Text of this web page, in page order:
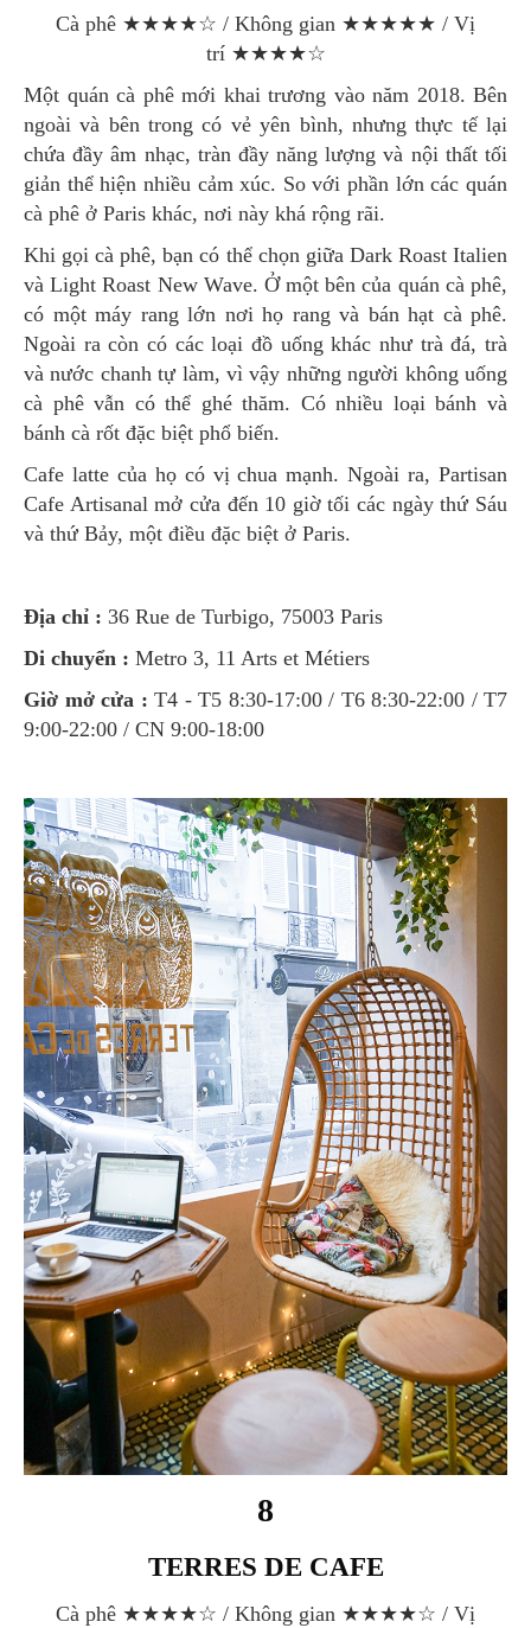
Cà phê ★★★★☆ / Không gian ★★★★★ / Vị
trí ★★★★☆
Một quán cà phê mới khai trương vào năm 2018. Bên
ngoài và bên trong có vẻ yên bình, nhưng thực tế lại
chứa đầy âm nhạc, tràn đầy năng lượng và nội thất tối
giản thể hiện nhiều cảm xúc. So với phần lớn các quán
cà phê ở Paris khác, nơi này khá rộng rãi.
Khi gọi cà phê, bạn có thể chọn giữa Dark Roast Italien
và Light Roast New Wave. Ở một bên của quán cà phê,
có một máy rang lớn nơi họ rang và bán hạt cà phê.
Ngoài ra còn có các loại đồ uống khác như trà đá, trà
và nước chanh tự làm, vì vậy những người không uống
cà phê vẫn có thể ghé thăm. Có nhiều loại bánh và
bánh cà rốt đặc biệt phổ biến.
Cafe latte của họ có vị chua mạnh. Ngoài ra, Partisan
Cafe Artisanal mở cửa đến 10 giờ tối các ngày thứ Sáu
và thứ Bảy, một điều đặc biệt ở Paris.
Địa chỉ : 36 Rue de Turbigo, 75003 Paris
Di chuyển : Metro 3, 11 Arts et Métiers
Giờ mở cửa : T4 - T5 8:30-17:00 / T6 8:30-22:00 / T7
9:00-22:00 / CN 9:00-18:00
8
TERRES DE CAFE
Cà phê ★★★★☆ / Không gian ★★★★☆ / Vị